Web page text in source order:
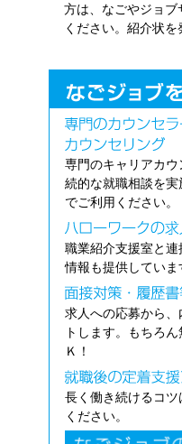
方は、なごやジョ
ください。紹介状を
専門のキャリアカ
続的な就職相談を
でご利用ください。
職業紹介支援室と
情報も提供していま
求人への応募から
トします。もちろ
Ｋ！
長く働き続けるコ
ください。